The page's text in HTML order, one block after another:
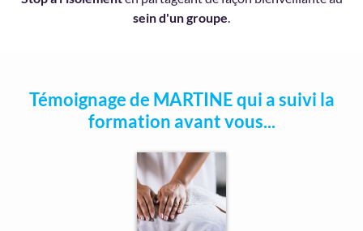
sein d'un groupe.
Témoignage de MARTINE qui a suivi la
formation avant vous...